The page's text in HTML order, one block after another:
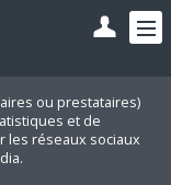
ou prestataires)
et de
les réseaux sociaux